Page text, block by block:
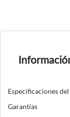
Especificaciones
Garantías